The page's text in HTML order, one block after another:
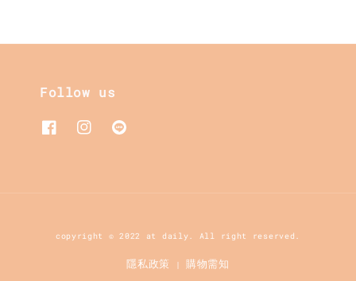
Follow us
copyright © 2022 at daily. All right reserved.
隱私政策 |購物需知